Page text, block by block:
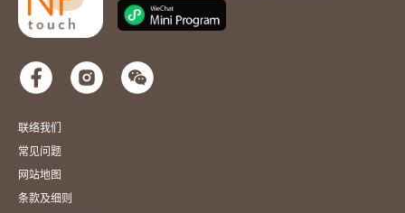
联络我们
常见问题
网站地图
条款及细则